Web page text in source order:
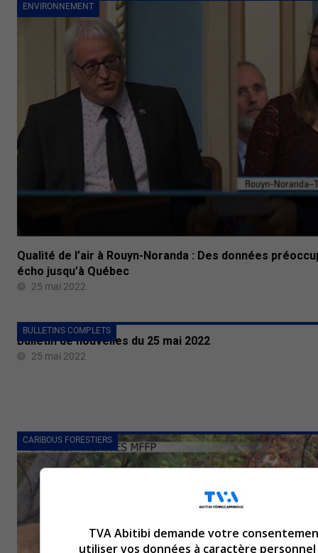
ENVIRONNEMENT
Qualité de l’air à Rouyn-Noranda : Des données
écho jusqu’à Québec
25 mai 2022
BULLETINS COMPLETS
Bulletin de nouvelles du 25 mai 2022
25 mai 2022
CARIBOUS FORESTIERS
TVA Abitibi demande votre
utiliser vos données à caractère personnel